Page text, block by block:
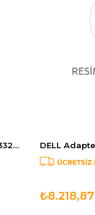
DELL Mobile Wireless Mouse - MS3320W - Black 570-ABHK
₺8.218,87